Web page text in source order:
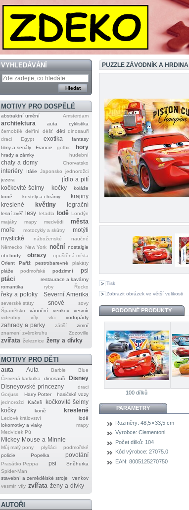
VYHLEDÁVÁNÍ
MOTIVY PRO DOSPĚLÉ
abstraktní umění Amsterdam
architektura auta
cyklistika
černobílé
delfíni déšť děti dinosauři
draci
Egypt exotika
fantasy
filmy a seriály
Francie gothic hory
hrady a zámky hudební
chaty a domy Chorvatsko
interiéry Itálie Japonsko
jednorožci
jezera
jídlo a pití
kočkovité šelmy
kočky
koláže
koně
kostely a chrámy
krajiny
kreslené
květiny legrační
lesní zvěř lesy letadla lodě Londýn
majáky
mapy medvědi
města
moře
motocykly a skútry
motýli
mystické
náboženské
naučné
Německo
New York noční nostalgie
obchody
obrazy
opuštěná místa
Orient
Paříž pestrobarevné
plakáty
pláže
podmořské podzimní
psi
ptáci
restaurace a kavárny
romantika
ryby Řecko
řeky a potoky Severní Amerika
severské státy snové
sovy
Španělsko
vánoční venkov
vesmír
videohry
víly vlci vodopády
zahrady a parky zátiší
zimní
znamení zvěrokruhu
Zozoville
zvířata železnice ženy a dívky
MOTIVY PRO DĚTI
auta Auta Barbie
Blue
Červená karkulka
dinosauři
Disney
Disneyovské princezny
draci
Gorjuss
Harry Potter
hasičské vozy
jednorožci
Kačeři
kočkovité šelmy
kočky
koně kreslené
Ledové království
lodě
lokomotivy a vlaky
mapy
Medvídek Pú
Mickey Mouse a Minnie
Můj malý pony plyšáci
podmořské
policie
Popelka povolání
Prasátko Peppa psi
Sněhurka
Spider‐Man
stavební a zemědělské stroje
venkov
vesmír víly zvířata ženy a dívky
AUTOŘI
PUZZLE ZÁVODNÍK A HRDINA
Tisk
Zobrazit obrázek ve větší velikosti
PODOBNÉ PRODUKTY
100 dílků
PARAMETRY
Rozměry: 48,5 × 33,5 cm
Výrobce: Clementoni
Počet dílků: 104
Kód výrobce: 27075.0
EAN: 8005125270750